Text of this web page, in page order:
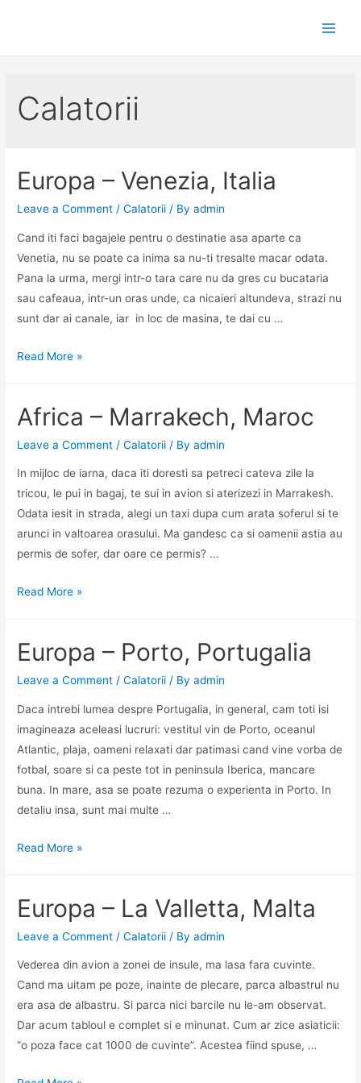
Calatorii
Europa – Venezia, Italia
Leave a Comment /Calatorii / Byadmin
Cand iti faci bagajele pentru o destinatie asa aparte ca
Venetia, nu se poate ca inima sa nu-ti tresalte macar odata.
Pana la urma, mergi intr-o tara care nu da gres cu bucataria
sau cafeaua, intr-un oras unde, ca nicaieri altundeva, strazi nu
sunt dar ai canale, iar in loc de masina, te dai cu …
Europa
Italia
Read More »
Africa – Marrakech, Maroc
Leave a Comment /Calatorii / Byadmin
In mijloc de iarna, daca iti doresti sa petreci cateva zile la
tricou, le pui in bagaj, te sui in avion si aterizezi in Marrakesh.
Odata iesit in strada, alegi un taxi dupa cum arata soferul si te
arunci in valtoarea orasului. Ma gandesc ca si oamenii astia au
permis de sofer, dar oare ce permis? …
Africa
Maroc
Read More »
Europa – Porto, Portugalia
Leave a Comment /Calatorii / Byadmin
Daca intrebi lumea despre Portugalia, in general, cam toti isi
imagineaza aceleasi lucruri: vestitul vin de Porto, oceanul
Atlantic, plaja, oameni relaxati dar patimasi cand vine vorba de
fotbal, soare si ca peste tot in peninsula Iberica, mancare
buna. In mare, asa se poate rezuma o experienta in Porto. In
detaliu insa, sunt mai multe …
Europa
Portugalia
Read More »
Europa – La Valletta, Malta
Leave a Comment /Calatorii / Byadmin
Vederea din avion a zonei de insule, ma lasa fara cuvinte.
Cand ma uitam pe poze, inainte de plecare, parca albastrul nu
era asa de albastru. Si parca nici barcile nu le-am observat.
Dar acum tabloul e complet si e minunat. Cum ar zice asiaticii:
“o poza face cat 1000 de cuvinte”. Acestea fiind spuse, …